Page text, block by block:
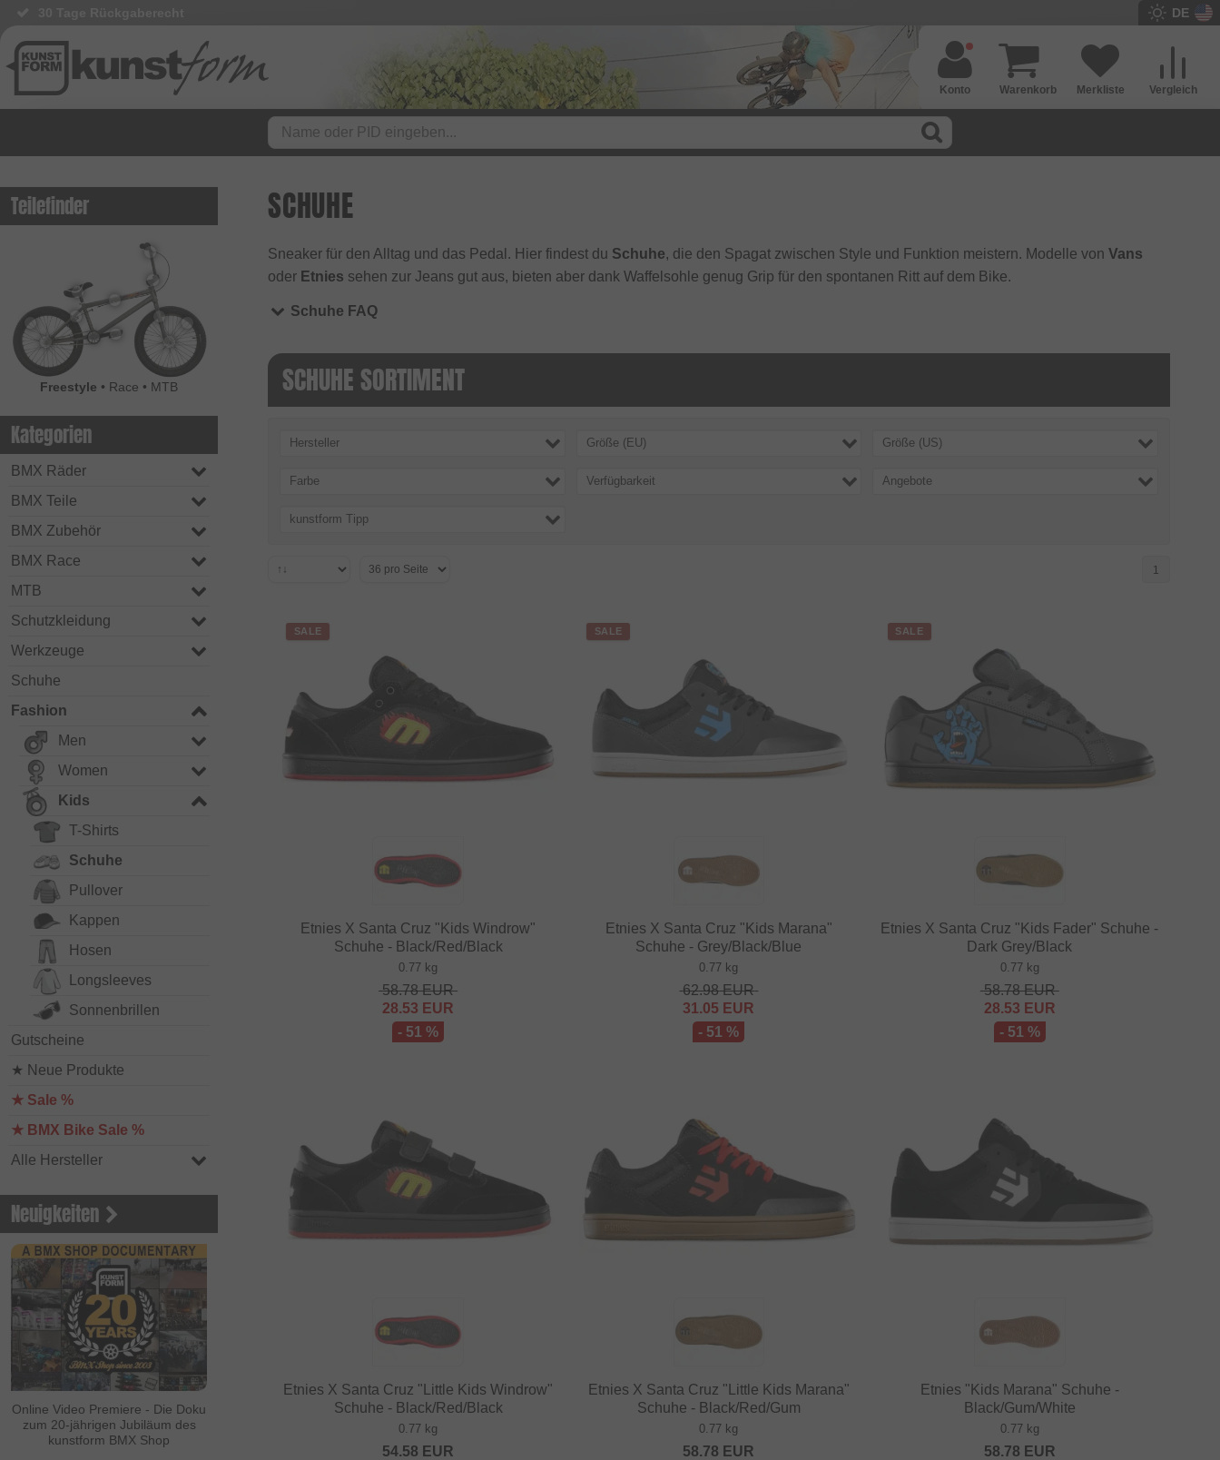
DE
Vergleich
Merkliste
Warenkorb
Konto
Teilefinder
Freestyle • Race • MTB
Kategorien
BMX Räder
BMX Teile
BMX Zubehör
BMX Race
MTB
Schutzkleidung
Werkzeuge
Schuhe
Fashion
Men
Women
Kids
T-Shirts
Schuhe
Pullover
Kappen
Hosen
Longsleeves
Sonnenbrillen
Gutscheine
★ Neue Produkte
★ Sale %
★ BMX Bike Sale %
Alle Hersteller
Neuigkeiten
Online Video Premiere - Die Doku
zum 20-jährigen Jubiläum des
kunstform BMX Shop
SCHUHE
Sneaker für den Alltag und das Pedal. Hier findest du Schuhe, die den Spagat zwischen Style und Funktion meistern. Modelle von Vans
oder Etnies sehen zur Jeans gut aus, bieten aber dank Waffelsohle genug Grip für den spontanen Ritt auf dem Bike.
Schuhe FAQ
SCHUHE SORTIMENT
Hersteller Größe (EU) Größe (US)
Farbe Verfügbarkeit Angebote
kunstform Tipp
1
SALE
Etnies X Santa Cruz "Kids Windrow"
Schuhe - Black/Red/Black
0.77 kg
58.78EUR
28.53 EUR
- 51 %
SALE
Etnies X Santa Cruz "Kids Marana"
Schuhe - Grey/Black/Blue
0.77 kg
62.98EUR
31.05 EUR
- 51 %
SALE
Etnies X Santa Cruz "Kids Fader" Schuhe -
Dark Grey/Black
0.77 kg
58.78EUR
28.53 EUR
- 51 %
Etnies X Santa Cruz "Little Kids Windrow"
Schuhe - Black/Red/Black
0.77 kg
54.58 EUR
Etnies X Santa Cruz "Little Kids Marana"
Schuhe - Black/Red/Gum
0.77 kg
58.78 EUR
Etnies "Kids Marana" Schuhe -
Black/Gum/White
0.77 kg
58.78 EUR